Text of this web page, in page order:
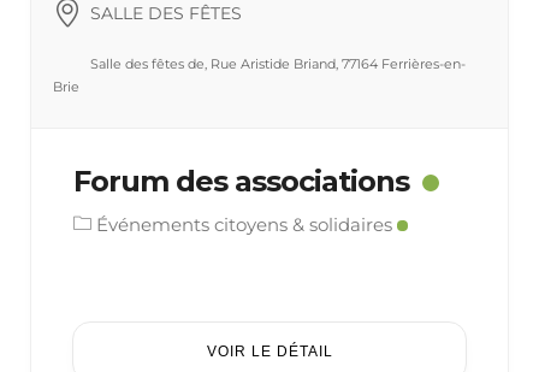
SALLE DES FÊTES
Salle des fêtes de, Rue Aristide Briand, 77164 Ferrières-en-
Brie
Forum des associations
Événements citoyens & solidaires
VOIR LE DÉTAIL